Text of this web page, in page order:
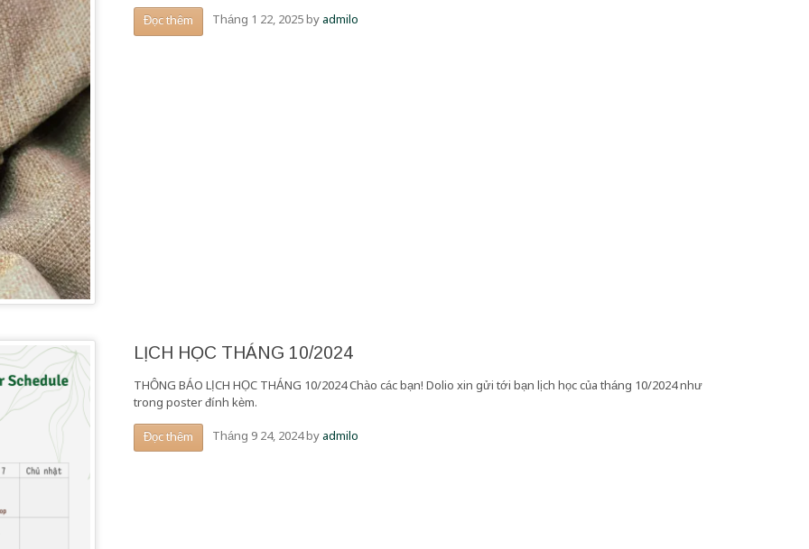
Đọc thêm Tháng 1 22, 2025byadmilo
LỊCH HỌC THÁNG 10/2024
THÔNG BÁO LỊCH HỌC THÁNG 10/2024 Chào các bạn! Dolio xin gửi tới bạn lịch học của tháng 10/2024 như
trong poster đính kèm.
Đọc thêm Tháng 9 24, 2024byadmilo